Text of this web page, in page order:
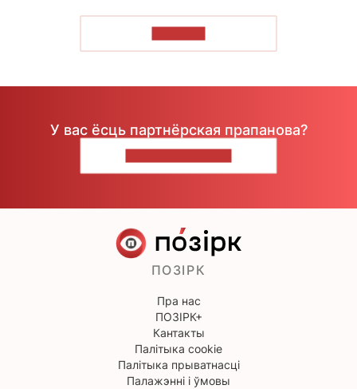
У вас ёсць партнёрская прапанова?
ПОЗІРК
Пра нас
ПОЗІРК+
Кантакты
Палітыка cookie
Палітыка прыватнасці
Палажэнні і ўмовы